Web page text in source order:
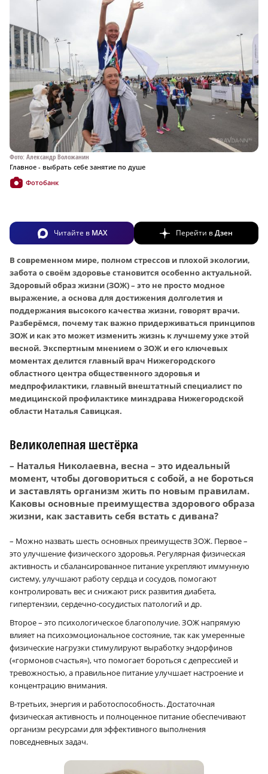
Фото: Александр Воложанин
Главное - выбрать себе занятие по душе
Фотобанк
Читайте в MAX Перейти вДзен
В современном мире, полном стрессов и плохой экологии,
забота о своём здоровье становится особенно актуальной.
Здоровый образ жизни (ЗОЖ) – это не просто модное
выражение, а основа для достижения долголетия и
поддержания высокого качества жизни, говорят врачи.
Разберёмся, почему так важно придерживаться принципов
ЗОЖ и как это может изменить жизнь к лучшему уже этой
весной. Экспертным мнением о ЗОЖ и его ключевых
моментах делится главный врач Нижегородского
областного центра общественного здоровья и
медпрофилактики, главный внештатный специалист по
медицинской профилактике минздрава Нижегородской
области Наталья Савицкая.
Великолепная шестёрка
– Наталья Николаевна, весна – это идеальный
момент, чтобы договориться с собой, а не бороться
и заставлять организм жить по новым правилам.
Каковы основные преимущества здорового образа
жизни, как заставить себя встать с дивана?
– Можно назвать шесть основных преимуществ ЗОЖ. Первое –
это улучшение физического здоровья. Регулярная физическая
активность и сбалансированное питание укрепляют иммунную
систему, улучшают работу сердца и сосудов, помогают
контролировать вес и снижают риск развития диабета,
гипертензии, сердечно-сосудистых патологий и др.
Второе – это психологическое благополучие. ЗОЖ напрямую
влияет на психоэмоциональное состояние, так как умеренные
физические нагрузки стимулируют выработку эндорфинов
(«гормонов счастья»), что помогает бороться с депрессией и
тревожностью, а правильное питание улучшает настроение и
концентрацию внимания.
В‑третьих, энергия и работоспособность. Достаточная
физическая активность и полноценное питание обеспечивают
организм ресурсами для эффективного выполнения
повседневных задач.